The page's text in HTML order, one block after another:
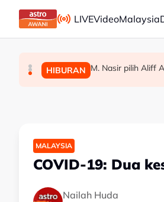
Skip to main content
LIVEVideoMalaysia
MALAYSIA GALERI
HIBURAN M. Nasir pilih Aliff
MALAYSIA Malaysia mesti
MALAYSIA
COVID-19: Dua
Nailah Huda